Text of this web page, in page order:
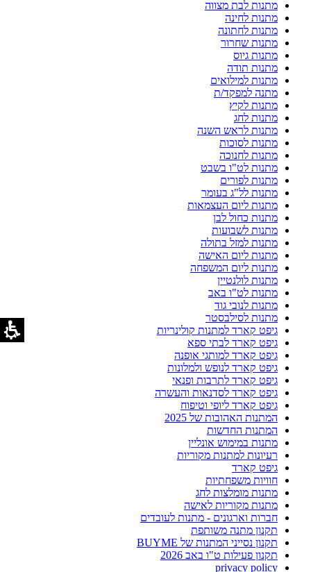
מתנות לבת מצווה
מתנות לחינה
מתנות לחתונה
מתנות שחרור
מתנות גיוס
מתנות תודה
מתנות למילואים
מתנה למפקד/ת
מתנות לקיץ
מתנות לחג
מתנות לראש השנה
מתנות לסוכות
מתנות לחנוכה
מתנות לט"ו בשבט
מתנות לפורים
מתנות לל"ג בעומר
מתנות ליום העצמאות
מתנות כחול לבן
מתנות לשבועות
מתנות למזל בתולה
מתנות ליום האישה
מתנות ליום המשפחה
מתנות לולנטיין
מתנות לט"ו באב
מתנות לנובי גוד
מתנות לסילבסטר
גיפט קארד למתנות קולינריות
גיפט קארד לבתי ספא
גיפט קארד למותגי אופנה
גיפט קארד לנופש ולמלונות
גיפט קארד לתרבות ופנאי
גיפט קארד לסדנאות והעשרה
גיפט קארד ליופי וטיפוח
המתנות האהובות של 2025
המתנות החדשות
מתנות במימוש אונליין
רעיונות למתנות מקוריות
גיפט קארד
חוויות משפחתיות
מתנות מומלצות לחג
מתנות מקוריות לאישה
חברות וארגונים - מתנות לעובדים
תקנון מתנה משותפת
תקנון נסייני המתנות של BUYME
תקנון פעילות ט"ו באב 2026
privacy policy